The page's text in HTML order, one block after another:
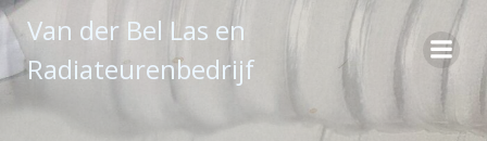
Ga
naar
inhoud
Van der Bel Las en
Radiateurenbedrijf